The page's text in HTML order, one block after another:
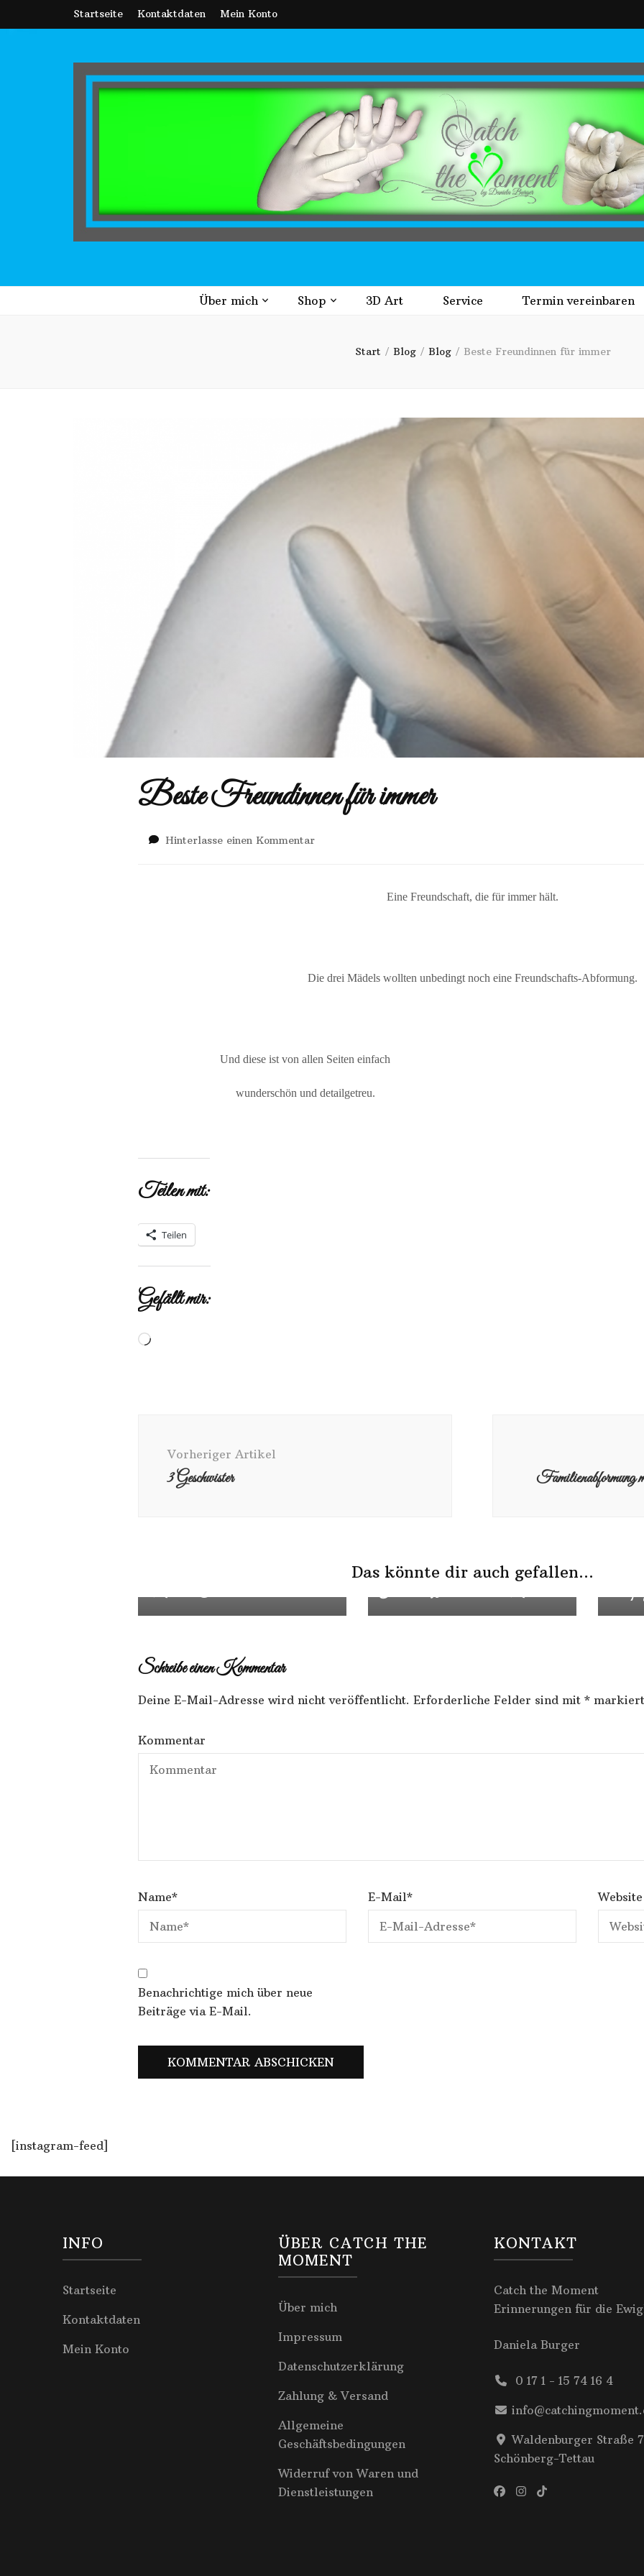
Startseite Kontaktdaten Mein Konto
Über mich Shop 3D Art Service Termin vereinbaren
Start / Blog / Blog / Beste Freundinnen für immer
Beste Freundinnen für immer
Hinterlasse einen Kommentar
Eine Freundschaft, die für immer hält.
Die drei Mädels wollten unbedingt noch eine Freundschafts-Abformung.
Und diese ist von allen Seiten einfach
wunderschön und detailgetreu.
Teilen mit:
Teilen
Gefällt mir:
Vorheriger Artikel
3 Geschwister
Das könnte dir auch gefallen...
Mama und Sohn Herzlich Willkommen kleine Maus Das
Schreibe einen Kommentar
Deine E-Mail-Adresse wird nicht veröffentlicht. Erforderliche Felder sind mit * markiert
Kommentar
Name* E-Mail* Website
Benachrichtige mich über neue
Beiträge via E-Mail.
[instagram-feed]
INFO
Startseite
Kontaktdaten
Mein Konto
ÜBER CATCH THE
MOMENT
Über mich
Impressum
Datenschutzerklärung
Zahlung & Versand
Allgemeine
Geschäftsbedingungen
Widerruf von Waren und
Dienstleistungen
KONTAKT
Catch the Moment
Erinnerungen für die
Daniela Burger
0 17 1 - 15 74 16 4
Waldenburger Straße
Schönberg-Tettau